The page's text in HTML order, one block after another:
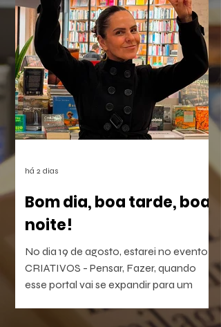
têm raiva, ódio, medo. Porém não
dependem do mês em curso.
Bom dia, boa tarde, boa
noite!
No dia 19 de agosto, estarei no evento
CRIATIVOS - Pensar, Fazer, quando
esse portal vai se expandir para um
O evento será híbrido, no Colégio
há 2 dias